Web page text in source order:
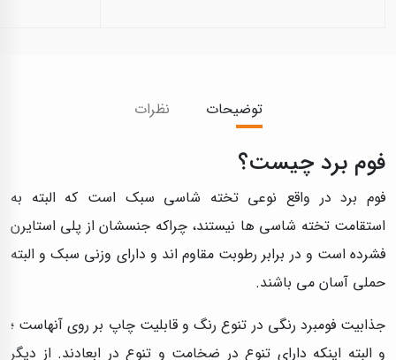
توضیحات نظرات
فوم برد چیست؟
فوم برد در واقع نوعی تخته شاسی سبک است که البته به
استقامت تخته شاسی ها نیستند، چراکه جنسشان از پلی استایرن
فشرده است و در برابر رطوبت مقاوم اند و دارای وزنی سبک و البته
حملی آسان می باشند.
جذابیت فومبرد رنگی در تنوع رنگ و قابلیت چاپ بر روی آنهاست ؛
و البته اینکه دارای تنوع در ضخامت و تنوع در ابعادند. از دیگر